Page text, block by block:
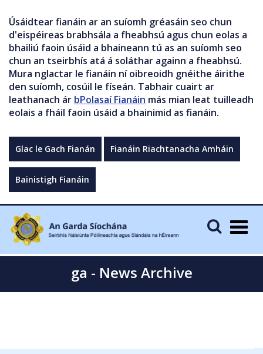
Úsáidtear fianáin ar an suíomh gréasáin seo chun
d'eispéireas brabhsála a fheabhsú agus chun eolas a
bhailiú faoin úsáid a bhaineann tú as an suíomh seo
chun an tseirbhís atá á soláthar againn a fheabhsú.
Mura nglactar le fianáin ní oibreoidh gnéithe áirithe
den suíomh, cosúil le físeán. Tabhair cuairt ar
leathanach ár bPolasaí Fianáin más mian leat tuilleadh
eolais a fháil faoin úsáid a bhainimid as fianáin.
Glac le Gach Fianán Fianáin Riachtanacha Amháin
Bainistigh Fianáin
ga - News Archive